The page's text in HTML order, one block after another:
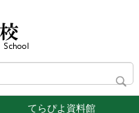
てらぴよ資料館